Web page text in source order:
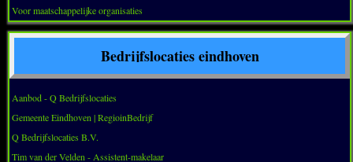
Voor maatschappelijke organisaties
Bedrijfslocaties eindhoven
Aanbod - Q Bedrijfslocaties
Gemeente Eindhoven | RegioinBedrijf
Q Bedrijfslocaties B.V.
Tim van der Velden - Assistent-makelaar